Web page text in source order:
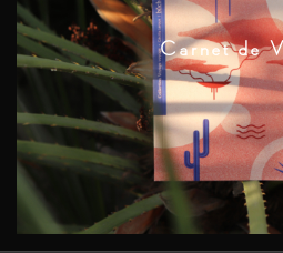
Carnet de